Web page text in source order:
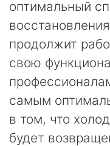
оптимальный
продолжит
свою
самым
в том, что
будет